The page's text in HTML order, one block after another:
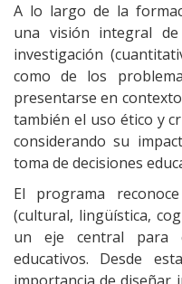
A lo largo de la
una visión integral
investigación
como de los
presentarse en
también el uso ético y
considerando su
toma de decisiones
El programa
(cultural, lingüística,
un eje central para
educativos. Desde